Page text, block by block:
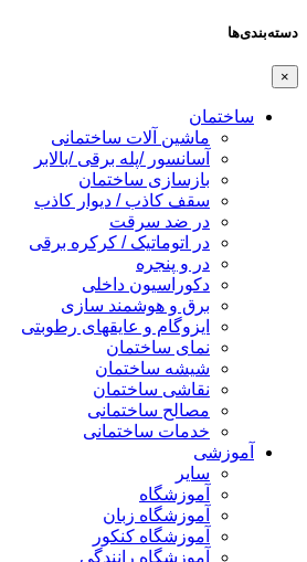
دسته‌بندی‌ها
×
ساختمان
ماشین آلات ساختمانی
آسانسور /پله برقی /بالابر
بازسازی ساختمان
سقف کاذب / دیوار کاذب
در ضد سرقت
در اتوماتیک / کرکره برقی
در و پنجره
دکوراسیون داخلی
برق و هوشمند سازی
ایزوگام و عایقهای رطوبتی
نمای ساختمان
شیشه ساختمان
نقاشی ساختمان
مصالح ساختمانی
خدمات ساختمانی
آموزشی
سایر
آموزشگاه
آموزشگاه زبان
آموزشگاه کنکور
آموزشگاه رانندگی